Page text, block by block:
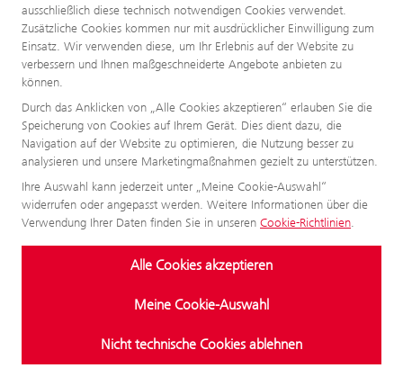
ausschließlich diese technisch notwendigen Cookies verwendet.
Zusätzliche Cookies kommen nur mit ausdrücklicher Einwilligung zum
Einsatz. Wir verwenden diese, um Ihr Erlebnis auf der Website zu
verbessern und Ihnen maßgeschneiderte Angebote anbieten zu
können.
Durch das Anklicken von „Alle Cookies akzeptieren“ erlauben Sie die
Speicherung von Cookies auf Ihrem Gerät. Dies dient dazu, die
Navigation auf der Website zu optimieren, die Nutzung besser zu
analysieren und unsere Marketingmaßnahmen gezielt zu unterstützen.
Ihre Auswahl kann jederzeit unter „Meine Cookie-Auswahl“
widerrufen oder angepasst werden. Weitere Informationen über die
Verwendung Ihrer Daten finden Sie in unseren Cookie-Richtlinien
Alle Cookies akzeptieren
Meine Cookie-Auswahl
Nicht technische Cookies ablehnen